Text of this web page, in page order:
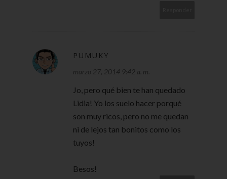
PUMUKY
marzo 27, 2014 9:42 a. m.
Jo, pero qué bien te han quedado
Lidia! Yo los suelo hacer porqué
son muy ricos, pero no me quedan
ni de lejos tan bonitos como los
tuyos!
Besos!